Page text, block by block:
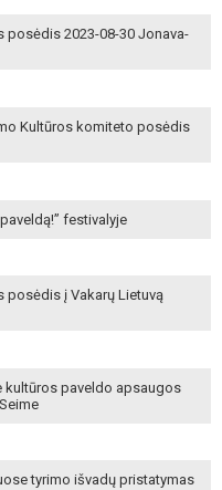
posėdis 2023-08-30 Jonava-
Kultūros komiteto posėdis
paveldą!” festivalyje
posėdis į Vakarų Lietuvą
kultūros paveldo apsaugos
tyrimo išvadų pristatymas